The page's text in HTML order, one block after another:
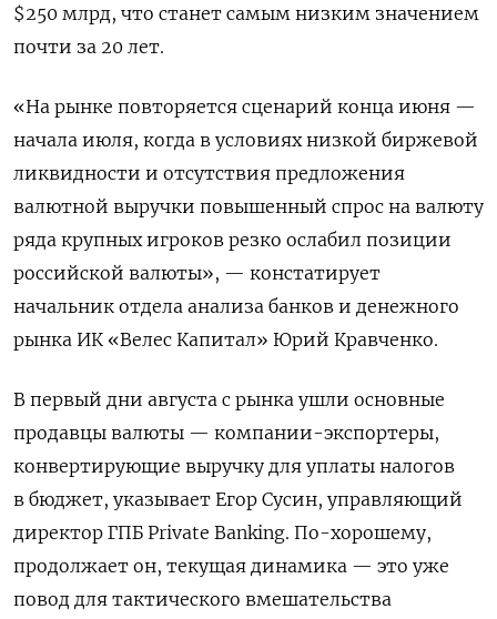
$250 млрд, что станет самым низким значением
почти за 20 лет.
«На рынке повторяется сценарий конца июня —
начала июля, когда в условиях низкой биржевой
ликвидности и отсутствия предложения
валютной выручки повышенный спрос на валюту
ряда крупных игроков резко ослабил позиции
российской валюты», — констатирует
начальник отдела анализа банков и денежного
рынка ИК «Велес Капитал» Юрий Кравченко.
В первый дни августа с рынка ушли основные
продавцы валюты — компании-экспортеры,
конвертирующие выручку для уплаты налогов
в бюджет, указывает Егор Сусин, управляющий
директор ГПБ Private Banking. По-хорошему,
продолжает он, текущая динамика — это уже
повод для тактического вмешательства